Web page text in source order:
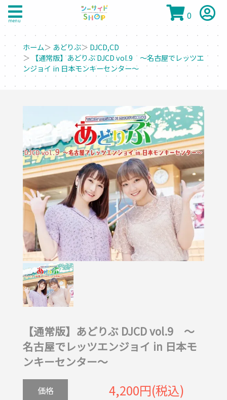
menu 0
ホーム＞ あどりぶ＞ DJCD,CD
＞ 【通常版】あどりぶ DJCD vol.9 ～名古屋でレッツエ
ンジョイ in 日本モンキーセンター～
【通常版】あどりぶ DJCD vol.9 ～
名古屋でレッツエンジョイ in 日本モ
ンキーセンター～
価格 4,200円(税込)